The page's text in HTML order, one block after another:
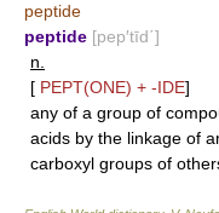
peptide
peptide [pep′tīd΄]
n.
[ PEPT(ONE) + -IDE]
any of a group of
acids by the linkage of
carboxyl groups of